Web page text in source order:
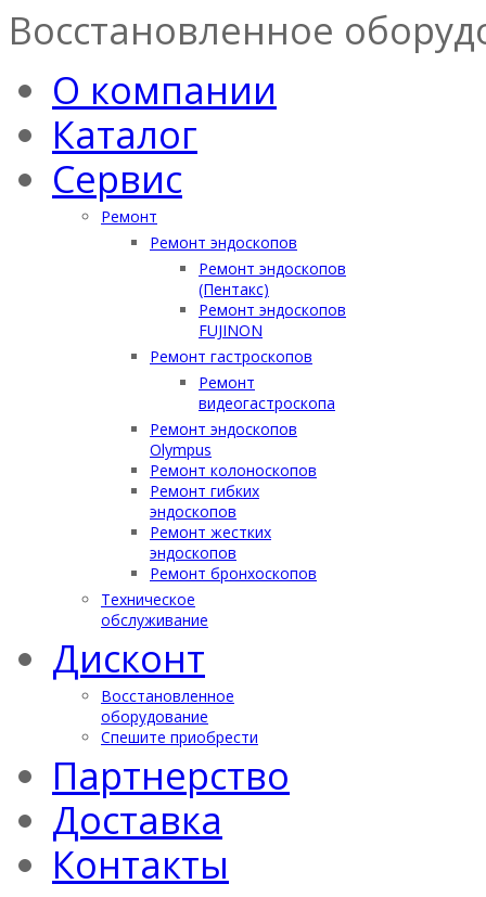
Восстановленное
О компании
Каталог
Сервис
Ремонт
Ремонт эндоскопов
Ремонт эндоскопов
(Пентакс)
Ремонт эндоскопов
FUJINON
Ремонт гастроскопов
Ремонт
видеогастроскопа
Ремонт эндоскопов
Olympus
Ремонт колоноскопов
Ремонт гибких
эндоскопов
Ремонт жестких
эндоскопов
Ремонт бронхоскопов
Техническое
обслуживание
Дисконт
Восстановленное
оборудование
Спешите приобрести
Партнерство
Доставка
Контакты